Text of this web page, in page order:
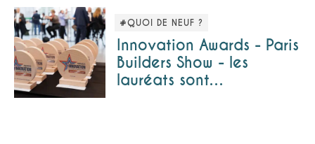
#QUOI DE NEUF ?
Innovation Awards - Paris
Builders Show - les
lauréats sont…